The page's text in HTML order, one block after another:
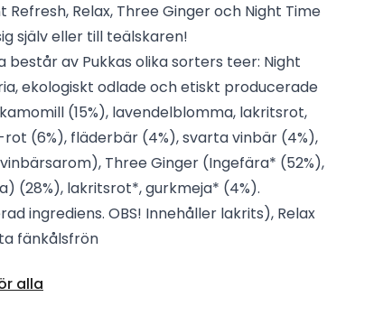
Refresh, Relax, Three Ginger och Night Time
själv eller till teälskaren!
består av Pukkas olika sorters teer: Night
ekologiskt odlade och etiskt producerade
(15%), lavendelblomma, lakritsrot,
(6%), fläderbär (4%), svarta vinbär (4%),
Three Ginger (Ingefära* (52%),
(28%), lakritsrot*, gurkmeja* (4%).
ingrediens. OBS! Innehåller lakrits), Relax
fänkålsfrön
alla